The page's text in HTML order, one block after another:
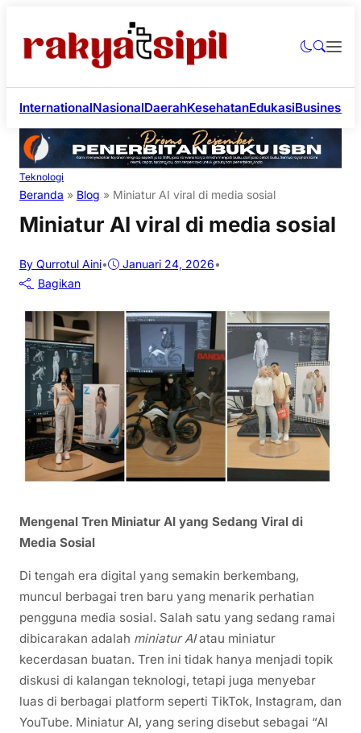
InternationalNasionalDaerahKesehatanEdukasiBusiness
Teknologi
Beranda » Blog » Miniatur AI viral di media sosial
Miniatur AI viral di media sosial
By Qurrotul Aini• Januari 24, 2026•
Bagikan
Mengenal Tren Miniatur AI yang Sedang Viral di
Media Sosial
Di tengah era digital yang semakin berkembang,
muncul berbagai tren baru yang menarik perhatian
pengguna media sosial. Salah satu yang sedang ramai
dibicarakan adalah miniatur AIatau miniatur
kecerdasan buatan. Tren ini tidak hanya menjadi topik
diskusi di kalangan teknologi, tetapi juga menyebar
luas di berbagai platform seperti TikTok, Instagram, dan
YouTube. Miniatur AI, yang sering disebut sebagai “AI